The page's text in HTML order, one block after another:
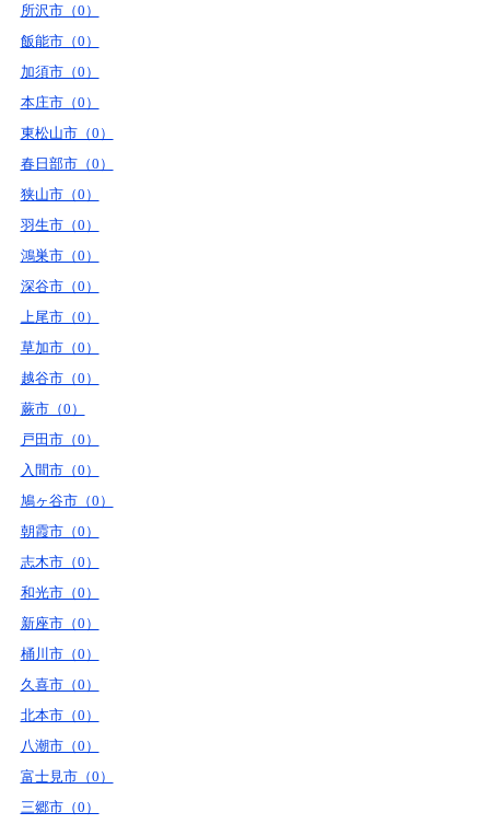
所沢市（0）
飯能市（0）
加須市（0）
本庄市（0）
東松山市（0）
春日部市（0）
狭山市（0）
羽生市（0）
鴻巣市（0）
深谷市（0）
上尾市（0）
草加市（0）
越谷市（0）
蕨市（0）
戸田市（0）
入間市（0）
鳩ヶ谷市（0）
朝霞市（0）
志木市（0）
和光市（0）
新座市（0）
桶川市（0）
久喜市（0）
北本市（0）
八潮市（0）
富士見市（0）
三郷市（0）